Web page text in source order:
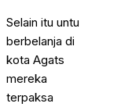
Selain itu untu
berbelanja di
kota Agats
mereka
terpaksa